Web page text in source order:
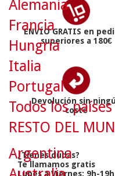
ENVÍO GRATIS en
superiores a 180€
Devolución sin
coste
¿Tienes dudas?
Te llamamos gratis
Lunes a Viernes: 9h-19h
Alemania
Francia
Hungría
Italia
Portugal
Todos los países
RESTO DEL
Argentina